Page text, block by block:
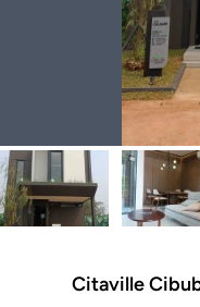
Citaville